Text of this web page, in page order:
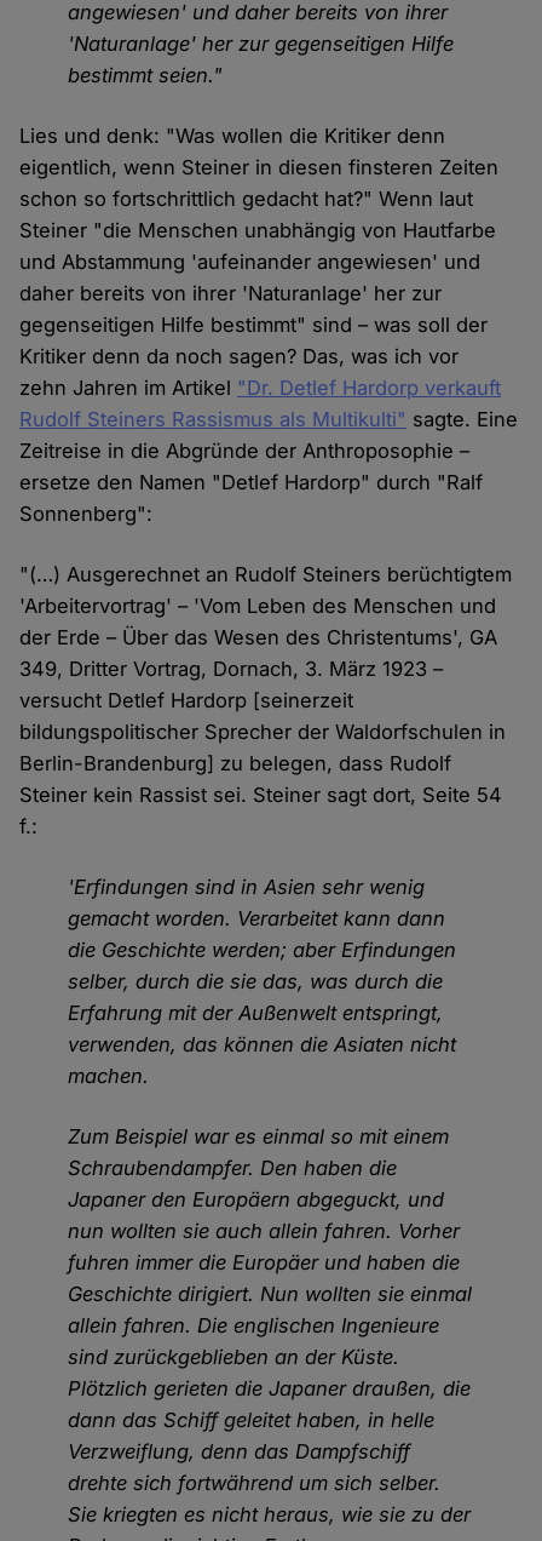
angewiesen' und daher bereits von ihrer
'Naturanlage' her zur gegenseitigen Hilfe
bestimmt seien."
Lies und denk: "Was wollen die Kritiker denn
eigentlich, wenn Steiner in diesen finsteren Zeiten
schon so fortschrittlich gedacht hat?" Wenn laut
Steiner "die Menschen unabhängig von Hautfarbe
und Abstammung 'aufeinander angewiesen' und
daher bereits von ihrer 'Naturanlage' her zur
gegenseitigen Hilfe bestimmt" sind – was soll der
Kritiker denn da noch sagen? Das, was ich vor
zehn Jahren im Artikel "Dr. Detlef Hardorp verkauft
Rudolf Steiners Rassismus als Multikulti" sagte. Eine
Zeitreise in die Abgründe der Anthroposophie –
ersetze den Namen "Detlef Hardorp" durch "Ralf
Sonnenberg":
"(…) Ausgerechnet an Rudolf Steiners berüchtigtem
'Arbeitervortrag' – 'Vom Leben des Menschen und
der Erde – Über das Wesen des Christentums', GA
349, Dritter Vortrag, Dornach, 3. März 1923 –
versucht Detlef Hardorp [seinerzeit
bildungspolitischer Sprecher der Waldorfschulen in
Berlin-Brandenburg] zu belegen, dass Rudolf
Steiner kein Rassist sei. Steiner sagt dort, Seite 54
f.:
'Erfindungen sind in Asien sehr wenig
gemacht worden. Verarbeitet kann dann
die Geschichte werden; aber Erfindungen
selber, durch die sie das, was durch die
Erfahrung mit der Außenwelt entspringt,
verwenden, das können die Asiaten nicht
machen.
Zum Beispiel war es einmal so mit einem
Schraubendampfer. Den haben die
Japaner den Europäern abgeguckt, und
nun wollten sie auch allein fahren. Vorher
fuhren immer die Europäer und haben die
Geschichte dirigiert. Nun wollten sie einmal
allein fahren. Die englischen Ingenieure
sind zurückgeblieben an der Küste.
Plötzlich gerieten die Japaner draußen, die
dann das Schiff geleitet haben, in helle
Verzweiflung, denn das Dampfschiff
drehte sich fortwährend um sich selber.
Sie kriegten es nicht heraus, wie sie zu der